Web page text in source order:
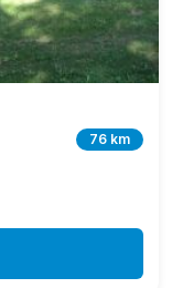
76 km